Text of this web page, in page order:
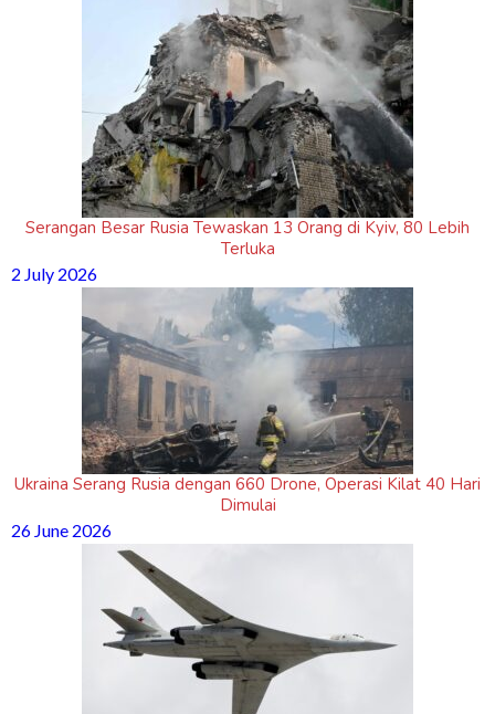
Serangan Besar Rusia Tewaskan 13 Orang di Kyiv, 80 Lebih
Terluka
2 July 2026
Ukraina Serang Rusia dengan 660 Drone, Operasi Kilat 40 Hari
Dimulai
26 June 2026